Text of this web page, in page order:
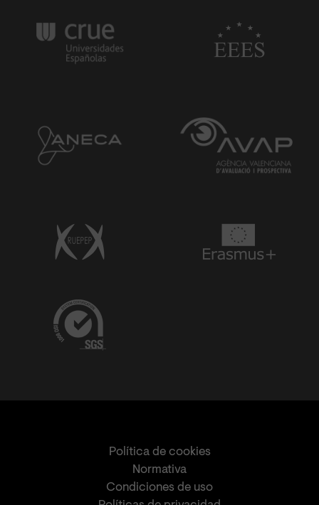
Política de cookies
Normativa
Condiciones de uso